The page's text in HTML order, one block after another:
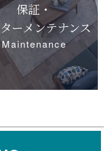
保証・
ーメンテナンス
Maintenance